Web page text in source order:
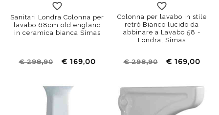
Sanitari Londra Colonna per
lavabo 68cm old england
in ceramica bianca Simas
€ 298,90 € 169,00
Colonna per lavabo in stile
retrò Bianco lucido da
abbinare a Lavabo 58 -
Londra, Simas
€ 298,90 € 169,00